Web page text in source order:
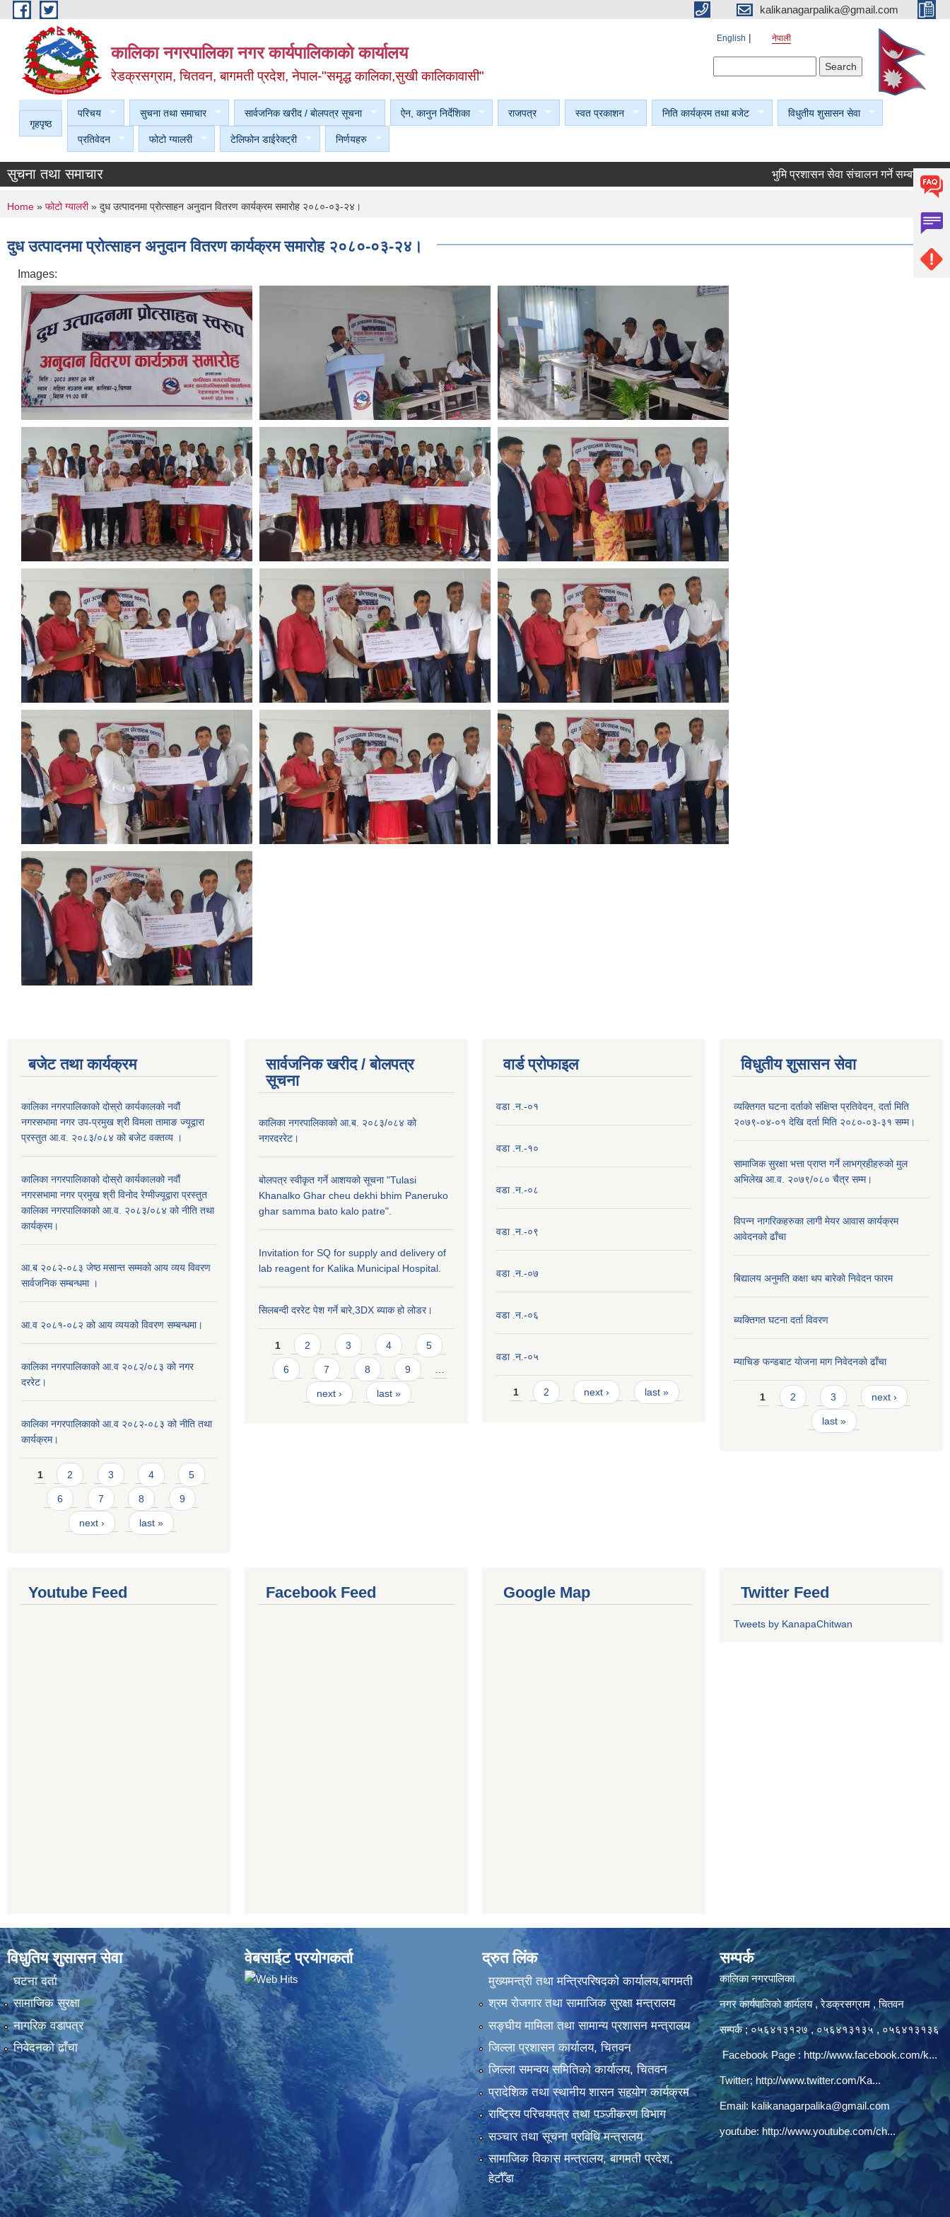
Skip to main content kalikanagarpalika@gmail.com
कालिका नगरपालिका नगर कार्यपालिकाकाे कार्यालय
रेडक्रसग्राम, चितवन, बागमती प्रदेश, नेपाल-"समृद्ध कालिका,सुखी कालिकावासी"
English नेपाली
गृहपृष्ठ
परिचय सुचना तथा समाचार सार्वजनिक खरीद / बाेलपत्र सूचना ऐन, कानुन निर्देशिका राजपत्र स्वत प्रकाशन निति कार्यक्रम तथा बजेट विधुतीय शुसासन सेवा
प्रतिवेदन फोटो ग्यालरी टेलिफोन डाईरेक्ट्री निर्णयहरु
सुचना तथा समाचार भुमि प्रशासन सेवा संचालन गर्ने सम्बन्धी सूचना।
You are here
Home » फोटो ग्यालरी» दुध उत्पादनमा प्रोत्साहन अनुदान वितरण कार्यक्रम समारोह २०८०-०३-२४।
दुध उत्पादनमा प्रोत्साहन अनुदान वितरण कार्यक्रम समारोह २०८०-०३-२४।
Images:
बजेट तथा कार्यक्रम
कालिका नगरपालिकाको दोस्रो कार्यकालको नवौं
नगरसभामा नगर उप-प्रमुख श्री विमला तामाङ ज्यूद्वारा
प्रस्तुत आ.व. २०८३/०८४ को बजेट वक्तव्य ।
कालिका नगरपालिकाको दोस्रो कार्यकालको नवौं
नगरसभामा नगर प्रमुख श्री विनोद रेग्मीज्यूद्वारा प्रस्तुत
कालिका नगरपालिकाको आ.व. २०८३/०८४ को नीति तथा
कार्यक्रम।
आ.ब २०८२-०८३ जेष्ठ मसान्त सम्मको आय व्यय विवरण
सार्वजनिक सम्बन्धमा ।
आ.व २०८१-०८२ को आय व्ययको विवरण सम्बन्धमा।
कालिका नगरपालिकाको आ.व २०८२/०८३ को नगर
दररेट।
कालिका नगरपालिकाको आ.व २०८२-०८३ को नीति तथा
कार्यक्रम।
Pages
1 2 3 4 5
6 7 8 9
next › last »
सार्वजनिक खरीद / बाेलपत्र
सूचना
कालिका नगरपालिकाको आ.ब. २०८३/०८४ को
नगरदररेट।
बोलपत्र स्वीकृत गर्ने आशयको सूचना "Tulasi
Khanalko Ghar cheu dekhi bhim Paneruko
ghar samma bato kalo patre".
Invitation for SQ for supply and delivery of
lab reagent for Kalika Municipal Hospital.
सिलबन्दी दररेट पेश गर्ने बारे,3DX ब्याक हो लोडर।
Pages
1 2 3 4 5
6 7 8 9
next › last »
वार्ड प्राेफाइल
वडा .न.-०१
वडा .न.-१०
वडा .न.-०८
वडा .न.-०९
वडा .न.-०७
वडा .न.-०६
वडा .न.-०५
Pages
1 2 next › last »
विधुतीय शुसासन सेवा
व्यक्तिगत घटना दर्ताको संक्षिप्त प्रतिवेदन, दर्ता मिति
२०७९-०४-०१ देखि दर्ता मिति २०८०-०३-३१ सम्म।
सामाजिक सुरक्षा भत्ता प्राप्त गर्ने लाभग्रहीहरुको मुल
अभिलेख आ.व. २०७९/०८० चैत्र सम्म।
विपन्न नागरिकहरुका लागी मेयर आवास कार्यक्रम
आवेदनको ढाँचा
बिद्यालय अनुमति कक्षा थप बारेकाे निवेदन फारम
ब्यक्तिगत घटना दर्ता विवरण
म्याचिङ फन्डबाट याेजना माग निवेदनकाे ढाँचा
Pages
1 2 3 next ›
last »
Youtube Feed Facebook Feed Google Map Twitter Feed
Tweets by KanapaChitwan
विधुतिय शुसासन सेवा
घटना दर्ता
सामाजिक सुरक्षा
नागरिक वडापत्र
निवेदनकाे ढाँचा
वेबसाईट प्रयोगकर्ता द्रुत लिंक
मुख्यमन्त्री तथा मन्त्रिपरिषदको कार्यालय,बागमती
श्रम रोजगार तथा सामाजिक सुरक्षा मन्त्रालय
सङ्‍घीय मामिला तथा सामान्य प्रशासन मन्त्रालय
जिल्ला प्रशासन कार्यालय, चितवन
जिल्ला समन्वय समितिको कार्यालय, चितवन
प्रादेशिक तथा स्थानीय शासन सहयोग कार्यक्रम
राष्ट्रिय परिचयपत्र तथा पञ्‍जीकरण विभाग
सञ्‍चार तथा सूचना प्रविधि मन्त्रालय
सामाजिक विकास मन्त्रालय, बागमती प्रदेश,
हेटौँडा
सम्पर्क
कालिका नगरपालिका
नगर कार्यपालिकाे कार्यलय‍ , रेडक्रसग्राम , चितवन
सम्पर्क ; ०५६४१३१२७ , ०५६४१३१३५ , ०५६४१३१३६
Facebook Page : http://www.facebook.com/k...
Twitter; http://www.twitter.com/Ka...
Email:kalikanagarpalika@gmail.com
youtube: http://www.youtube.com/ch...